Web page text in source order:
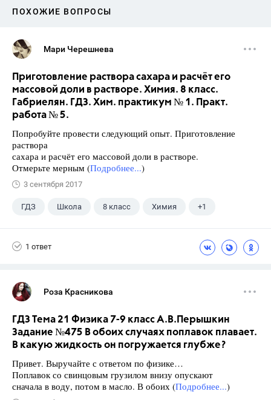
ПОХОЖИЕ ВОПРОСЫ
Мари Черешнева
Приготовление раствора сахара и расчёт его
массовой доли в растворе. Химия. 8 класс.
Габриелян. ГДЗ. Хим. практикум № 1. Практ.
работа № 5.
Попробуйте провести следующий опыт. Приготовление
раствора
сахара и расчёт его массовой доли в растворе.
Отмерьте мерным (Подробнее...)
3 сентября 2017
ГДЗ Школа 8 класс Химия +1
1 ответ
Роза Красникова
ГДЗ Тема 21 Физика 7-9 класс А.В.Перышкин
Задание №475 В обоих случаях поплавок плавает.
В какую жидкость он погружается глубже?
Привет. Выручайте с ответом по физике…
Поплавок со свинцовым грузилом внизу опускают
сначала в воду, потом в масло. В обоих (Подробнее...)